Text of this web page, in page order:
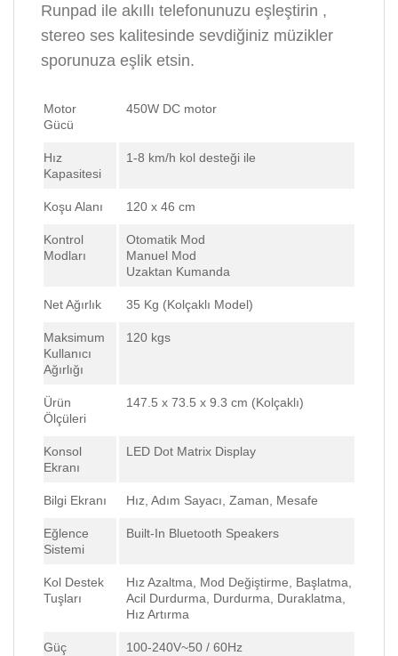
Runpad ile akıllı telefonunuzu eşleştirin ,
stereo ses kalitesinde sevdiğiniz müzikler
sporunuza eşlik etsin.
Motor
Gücü
450W DC motor
Hız
Kapasitesi
1-8 km/h kol desteği ile
Koşu Alanı 120 x 46 cm
Kontrol
Modları
Otomatik Mod
Manuel Mod
Uzaktan Kumanda
Net Ağırlık 35 Kg (Kolçaklı Model)
Maksimum
Kullanıcı
Ağırlığı
120 kgs
Ürün
Ölçüleri
147.5 x 73.5 x 9.3 cm (Kolçaklı)
Konsol
Ekranı
LED Dot Matrix Display
Bilgi Ekranı Hız, Adım Sayacı, Zaman, Mesafe
Eğlence
Sistemi
Built-In Bluetooth Speakers
Kol Destek
Tuşları
Hız Azaltma, Mod Değiştirme, Başlatma,
Acil Durdurma, Durdurma, Duraklatma,
Hız Artırma
Güç 100-240V~50 / 60Hz